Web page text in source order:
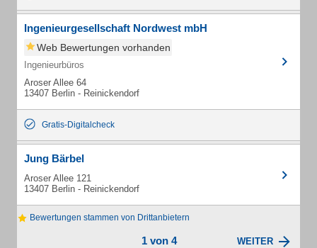
Ingenieurgesellschaft Nordwest mbH
Web Bewertungen vorhanden
Ingenieurbüros
Aroser Allee 64
13407 Berlin - Reinickendorf
Gratis-Digitalcheck
Jung Bärbel
Aroser Allee 121
13407 Berlin - Reinickendorf
Bewertungen stammen von Drittanbietern
1 von 4 WEITER